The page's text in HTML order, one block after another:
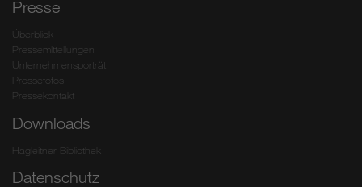
Presse
Überblick
Pressemitteilungen
Unternehmensporträt
Pressefotos
Pressekontakt
Downloads
Hagleitner Bibliothek
Datenschutz